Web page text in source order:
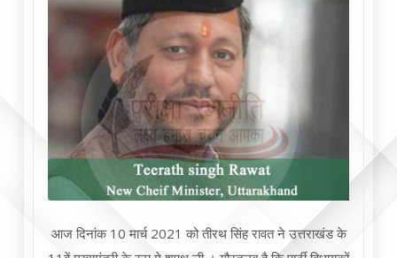
आज दिनांक 10 मार्च 2021 को तीरथ सिंह रावत ने उत्तराखंड के